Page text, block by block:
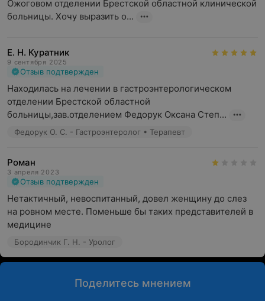
Ожоговом отделении Брестской областной клинической
больницы. Хочу выразить о...
Е. Н. Куратник
9 сентября 2025
Отзыв подтвержден
Находилась на лечении в гастроэнтерологическом
отделении Брестской областной
больницы,зав.отделением Федорук Оксана Степ...
Федорук О. С. - Гастроэнтеролог • Терапевт
Роман
3 апреля 2023
Отзыв подтвержден
Нетактичный, невоспитанный, довел женщину до слез
на ровном месте. Поменьше бы таких представителей в
медицине
Бородинчик Г. Н. - Уролог
Поделитесь мнением